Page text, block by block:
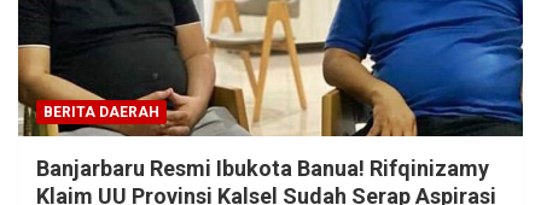
BERITA DAERAH
Banjarbaru Resmi Ibukota Banua! Rifqinizamy
Klaim UU Provinsi Kalsel Sudah Serap Aspirasi